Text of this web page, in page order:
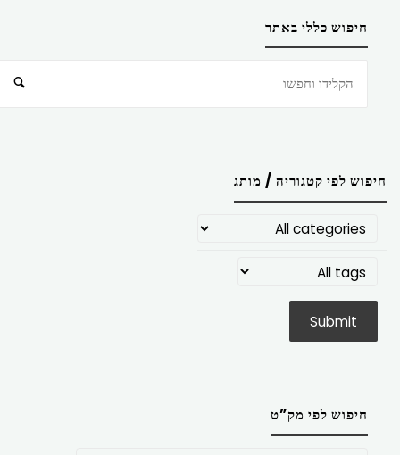
חיפוש כללי באתר
חיפוש לפי קטגוריה / מותג
חיפוש לפי מק”ט